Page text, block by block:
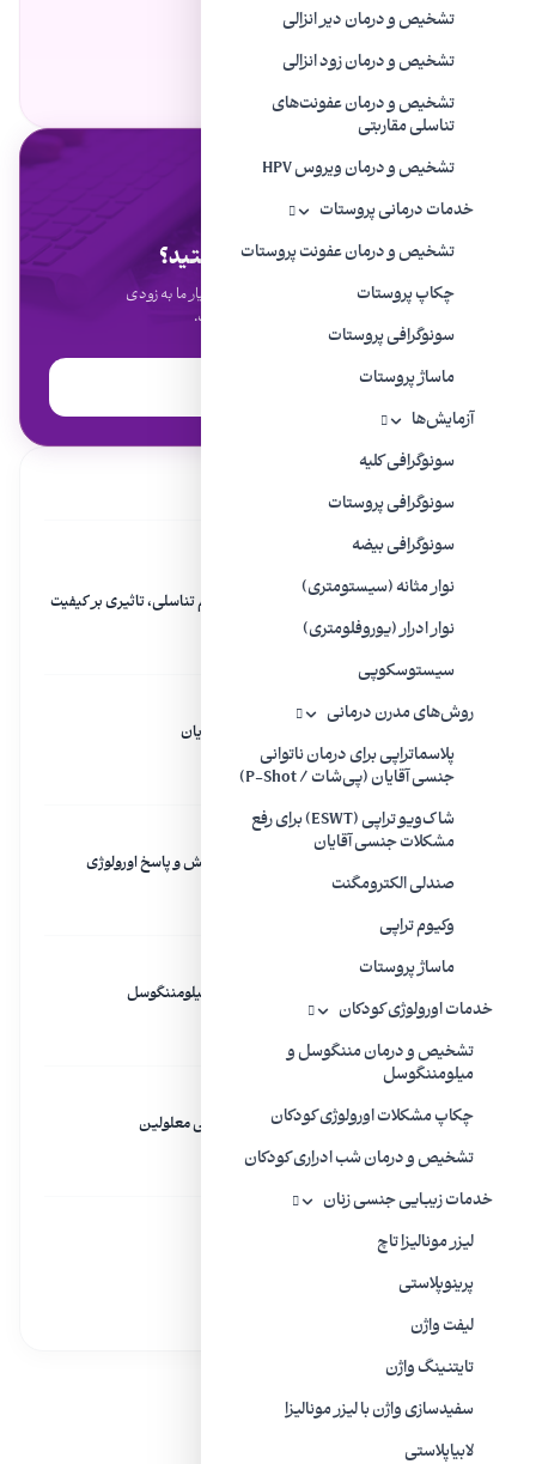
تشخیص و درمان دیر انزالی
تشخیص و درمان زود انزالی
تشخیص و درمان عفونت‌های
تناسلی مقاربتی
تشخیص و درمان ویروس HPV
خدمات درمانی پروستات
تشخیص و درمان عفونت پروستات
چکاپ پروستات
سونوگرافی پروستات
ماساژ پروستات
آزمایش‌ها
سونوگرافی کلیه
سونوگرافی پروستات
سونوگرافی بیضه
نوار مثانه (سیستومتری)
نوار ادرار (یوروفلومتری)
سیستوسکوپی
روش‌های مدرن درمانی
پلاسماتراپی برای درمان ناتوانی
جنسی آقایان (پی‌شات / P-Shot)
شاک‌ویو تراپی (ESWT) برای رفع
مشکلات جنسی آقایان
صندلی الکترومگنت
وکیوم تراپی
ماساژ پروستات
خدمات اورولوژی کودکان
تشخیص و درمان مننگوسل و
میلومننگوسل
چکاپ مشکلات اورولوژی کودکان
تشخیص و درمان شب ادراری کودکان
خدمات زیبایی جنسی زنان
لیزر مونالیزا تاچ
پرینوپلاستی
لیفت واژن
تایتنینگ واژن
سفیدسازی واژن با لیزر مونالیزا
لابیاپلاستی
نگران علائم خود هستید؟
فرم مشاوره را همین حالا پر کنید، دستیار ما به زودی
با شما تماس خواهد گرفت.
مطالب مرتبط
لایو هفتگی | آیا شکل ظاهری اندام تناسلی، تاثیری بر کیفیت
رابطه جنسی دارد؟
۲۴ تیر ۱۴۰۰
ویدیو
لایو هفتگی | مشکلات انزال در آقایان
۱۷ تیر ۱۴۰۰
ویدیو
لایو هفتگی دکتر مهری مهراد | پرسش و پاسخ اورولوژی
۲۸ اردیبهشت ۱۴۰۱
ویدیو
لایو هفتگی | سمینار بین‌المللی میلومننگوسل
۳ مهر ۱۴۰۰
لایو هفتگی | به مناسبت روز جهانی معلولین
اثربخشی تزریق بوتاکس در مثانه